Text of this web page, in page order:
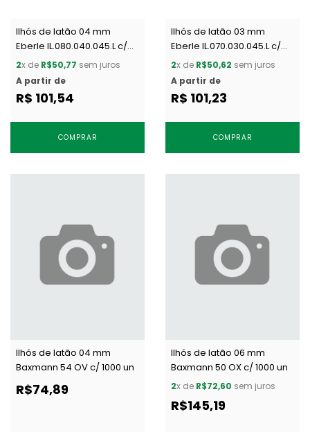
Ilhós de latão 04 mm
Eberle IL.080.040.045.L c/
1000 un
2x de R$50,77 sem juros
A partir de
R$ 101,54
COMPRAR
Ilhós de latão 03 mm
Eberle IL.070.030.045.L c/
1000 un
2x de R$50,62 sem juros
A partir de
R$ 101,23
COMPRAR
Ilhós de latão 04 mm
Baxmann 54 OV c/ 1000 un
R$74,89
Ilhós de latão 06 mm
Baxmann 50 OX c/ 1000 un
2x de R$72,60 sem juros
R$145,19